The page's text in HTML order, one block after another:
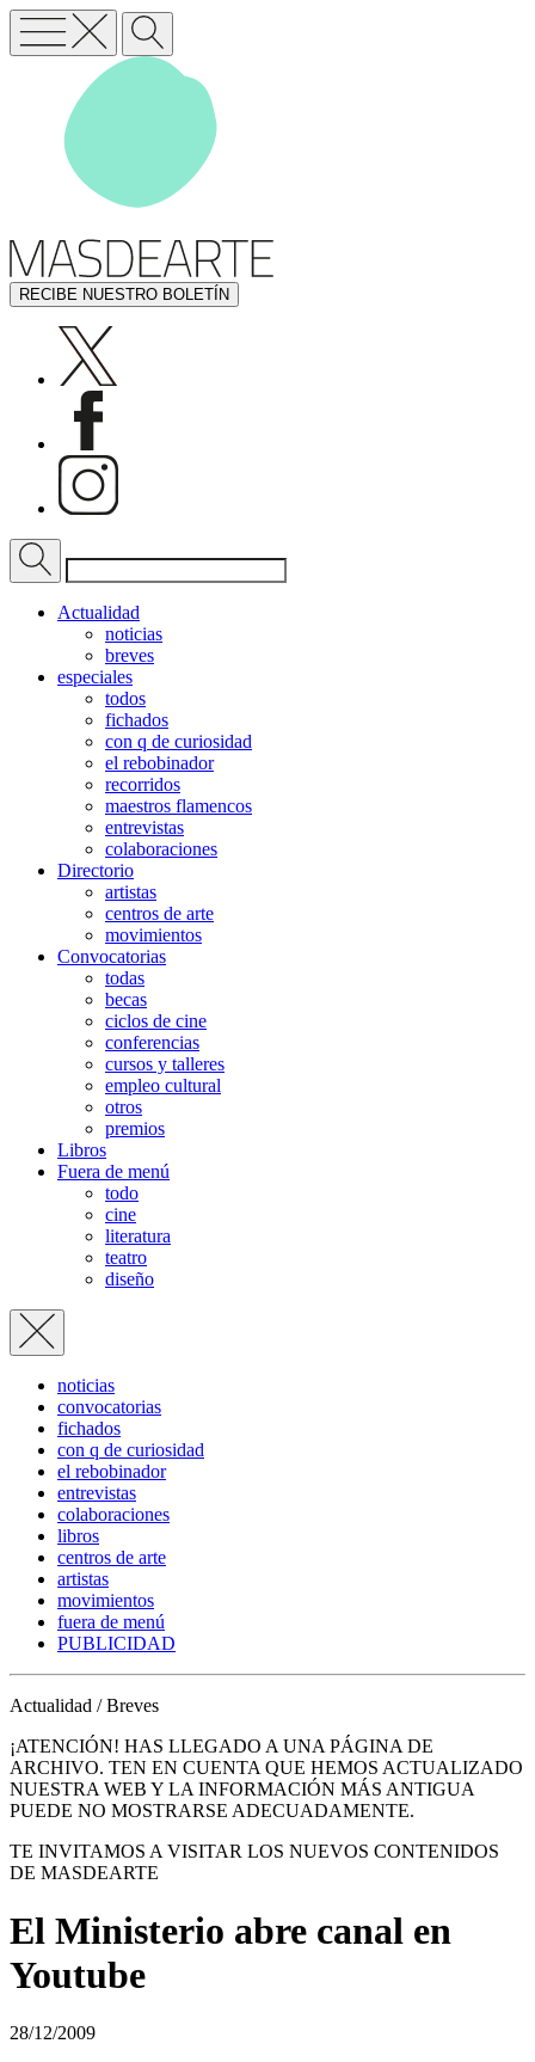
RECIBE NUESTRO BOLETÍN
Actualidad
noticias
breves
especiales
todos
fichados
con q de curiosidad
el rebobinador
recorridos
maestros flamencos
entrevistas
colaboraciones
Directorio
artistas
centros de arte
movimientos
Convocatorias
todas
becas
ciclos de cine
conferencias
cursos y talleres
empleo cultural
otros
premios
Libros
Fuera de menú
todo
cine
literatura
teatro
diseño
noticias
convocatorias
fichados
con q de curiosidad
el rebobinador
entrevistas
colaboraciones
libros
centros de arte
artistas
movimientos
fuera de menú
PUBLICIDAD
Actualidad / Breves
¡ATENCIÓN! HAS LLEGADO A UNA PÁGINA DE
ARCHIVO. TEN EN CUENTA QUE HEMOS ACTUALIZADO
NUESTRA WEB Y LA INFORMACIÓN MÁS ANTIGUA
PUEDE NO MOSTRARSE ADECUADAMENTE.
TE INVITAMOS A VISITAR LOS NUEVOS CONTENIDOS
DE MASDEARTE
El Ministerio abre canal en
Youtube
28/12/2009